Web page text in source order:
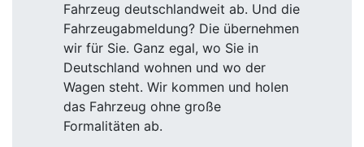
Fahrzeug deutschlandweit ab. Und die
Fahrzeugabmeldung? Die übernehmen
wir für Sie. Ganz egal, wo Sie in
Deutschland wohnen und wo der
Wagen steht. Wir kommen und holen
das Fahrzeug ohne große
Formalitäten ab.